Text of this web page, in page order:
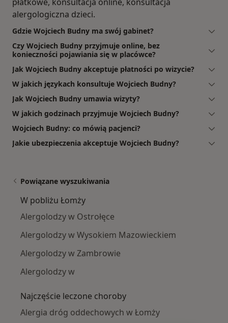
alergologiczna dzieci.
Gdzie Wojciech Budny ma swój gabinet?
Czy Wojciech Budny przyjmuje online, bez
konieczności pojawiania się w placówce?
Jak Wojciech Budny akceptuje płatności po wizycie?
W jakich językach konsultuje Wojciech Budny?
Jak Wojciech Budny umawia wizyty?
W jakich godzinach przyjmuje Wojciech Budny?
Wojciech Budny: co mówią pacjenci?
Jakie ubezpieczenia akceptuje Wojciech Budny?
Powiązane wyszukiwania
W pobliżu Łomży
Alergolodzy w Ostrołęce
Alergolodzy w Wysokiem Mazowieckiem
Alergolodzy w Zambrowie
Alergolodzy w
Najczęście leczone choroby
Alergia dróg oddechowych w Łomży